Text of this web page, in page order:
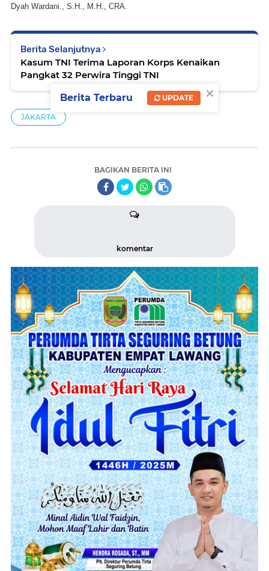
Dyah Wardani., S.H., M.H., CRA.
Berita Selanjutnya
Kasum TNI Terima Laporan Korps Kenaikan
Pangkat 32 Perwira Tinggi TNI
JAKARTA
BAGIKAN BERITA INI
komentar
×
Berita Terbaru UPDATE